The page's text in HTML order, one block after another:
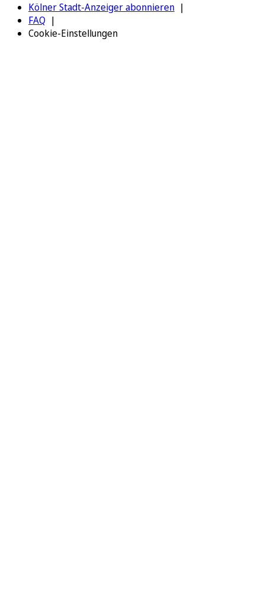
Kölner Stadt-Anzeiger abonnieren
FAQ
Cookie-Einstellungen